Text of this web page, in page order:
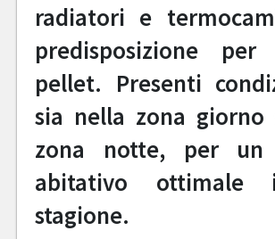
radiatori e
predisposizione
pellet. Presenti
sia nella zona giorno
zona notte, per un
abitativo ottimale
stagione.